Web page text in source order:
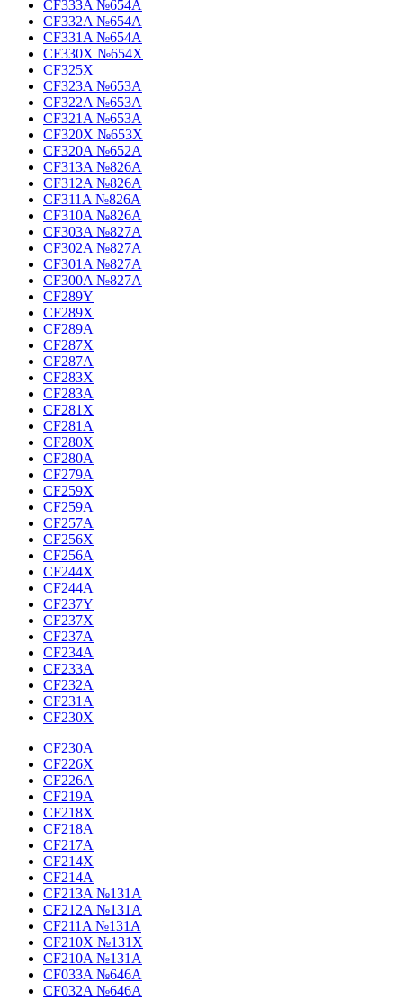
CF333A №654A
CF332A №654A
CF331A №654A
CF330X №654X
CF325X
CF323A №653A
CF322A №653A
CF321A №653A
CF320X №653X
CF320A №652A
CF313A №826A
CF312A №826A
CF311A №826A
CF310A №826A
CF303A №827A
CF302A №827A
CF301A №827A
CF300A №827A
CF289Y
CF289X
CF289A
CF287X
CF287A
CF283X
CF283A
CF281X
CF281A
CF280X
CF280A
CF279A
CF259X
CF259A
CF257A
CF256X
CF256A
CF244X
CF244A
CF237Y
CF237X
CF237A
CF234A
CF233A
CF232A
CF231A
CF230X
CF230A
CF226X
CF226A
CF219A
CF218X
CF218A
CF217A
CF214X
CF214A
CF213A №131A
CF212A №131A
CF211A №131A
CF210X №131X
CF210A №131A
CF033A №646A
CF032A №646A